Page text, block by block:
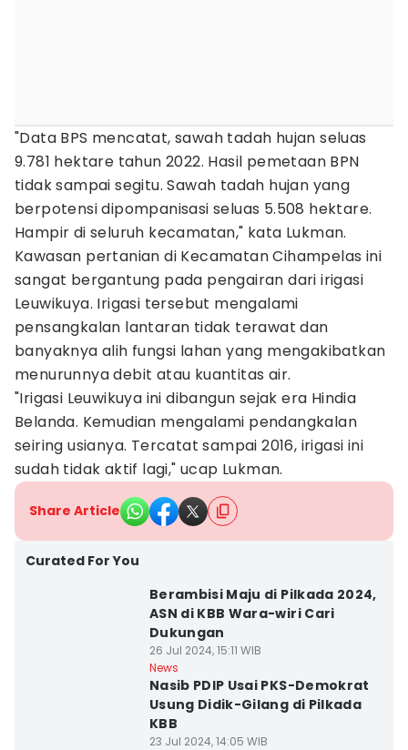
"Data BPS mencatat, sawah tadah hujan seluas
9.781 hektare tahun 2022. Hasil pemetaan BPN
tidak sampai segitu. Sawah tadah hujan yang
berpotensi dipompanisasi seluas 5.508 hektare.
Hampir di seluruh kecamatan," kata Lukman.
Kawasan pertanian di Kecamatan Cihampelas ini
sangat bergantung pada pengairan dari irigasi
Leuwikuya. Irigasi tersebut mengalami
pensangkalan lantaran tidak terawat dan
banyaknya alih fungsi lahan yang mengakibatkan
menurunnya debit atau kuantitas air.
"Irigasi Leuwikuya ini dibangun sejak era Hindia
Belanda. Kemudian mengalami pendangkalan
seiring usianya. Tercatat sampai 2016, irigasi ini
sudah tidak aktif lagi," ucap Lukman.
Share Article
Curated For You
Berambisi Maju di Pilkada 2024,
ASN di KBB Wara-wiri Cari
Dukungan
26 Jul 2024, 15:11 WIB
News
Nasib PDIP Usai PKS-Demokrat
Usung Didik-Gilang di Pilkada
KBB
23 Jul 2024, 14:05 WIB